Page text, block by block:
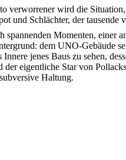
verworrener wird die
und Schlächter, der
Momenten, einer
dem UNO-Gebäude
jenes Baus zu sehen,
eigentliche Star von
Haltung.